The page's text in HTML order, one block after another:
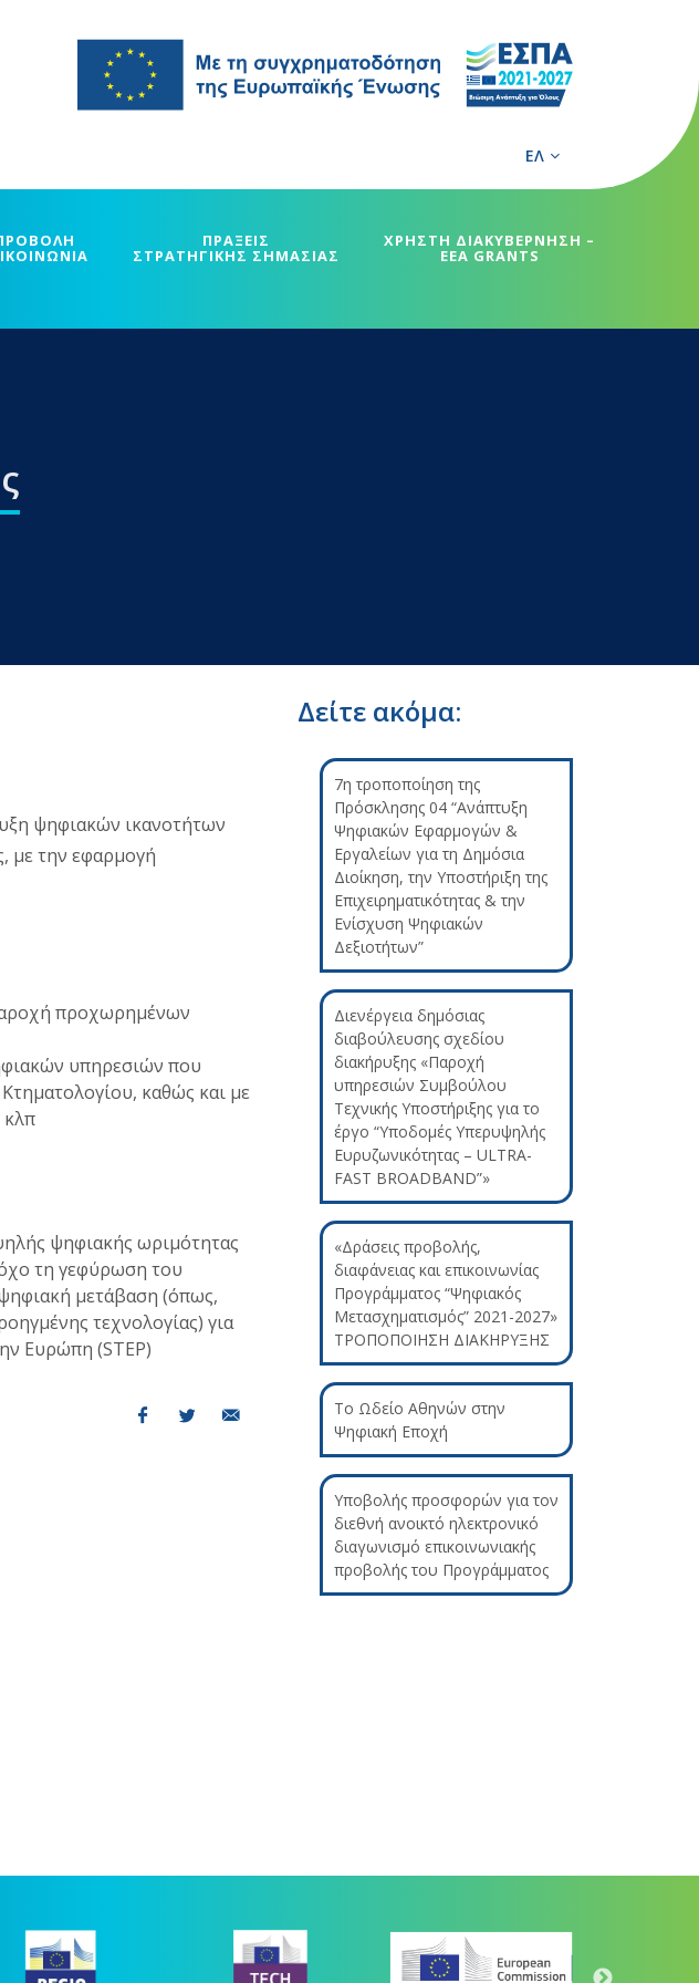
ΕΛ
ΠΡΑΞΕΙΣ
ΣΤΡΑΤΗΓΙΚΗΣ ΣΗΜΑΣΙΑΣ
ΧΡΗΣΤΗ ΔΙΑΚΥΒΕΡΝΗΣΗ –
EEA GRANTS
ψηφιακών ικανοτήτων
με την εφαρμογή
προχωρημένων
υπηρεσιών που
καθώς και με
κλπ
ψηφιακής ωριμότητας
τη γεφύρωση του
μετάβαση (όπως,
τεχνολογίας) για
Ευρώπη (STEP)
Δείτε ακόμα:
7η τροποποίηση της
Πρόσκλησης 04 “Ανάπτυξη
Ψηφιακών Εφαρμογών &
Εργαλείων για τη Δημόσια
Διοίκηση, την Υποστήριξη της
Επιχειρηματικότητας & την
Ενίσχυση Ψηφιακών
Δεξιοτήτων”
Διενέργεια δημόσιας
διαβούλευσης σχεδίου
διακήρυξης «Παροχή
υπηρεσιών Συμβούλου
Τεχνικής Υποστήριξης για το
έργο “Υποδομές Υπερυψηλής
Ευρυζωνικότητας – ULTRA-
FAST BROADBAND”»
«Δράσεις προβολής,
διαφάνειας και επικοινωνίας
Προγράμματος “Ψηφιακός
Μετασχηματισμός” 2021-2027»
ΤΡΟΠΟΠΟΙΗΣΗ ΔΙΑΚΗΡΥΞΗΣ
Το Ωδείο Αθηνών στην
Ψηφιακή Εποχή
Υποβολής προσφορών για τον
διεθνή ανοικτό ηλεκτρονικό
διαγωνισμό επικοινωνιακής
προβολής του Προγράμματος